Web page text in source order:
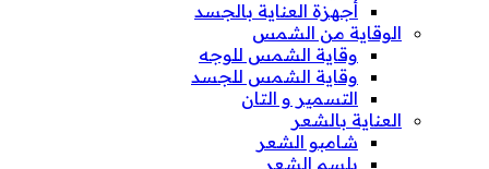
أجهزة العناية بالجسد
الوقاية من الشمس
وقاية الشمس للوجه
وقاية الشمس للجسد
التسمير و التان
العناية بالشعر
شامبو الشعر
بلسم الشعر